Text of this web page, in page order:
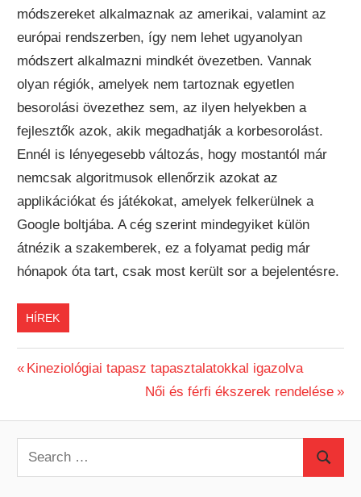
módszereket alkalmaznak az amerikai, valamint az
európai rendszerben, így nem lehet ugyanolyan
módszert alkalmazni mindkét övezetben. Vannak
olyan régiók, amelyek nem tartoznak egyetlen
besorolási övezethez sem, az ilyen helyekben a
fejlesztők azok, akik megadhatják a korbesorolást.
Ennél is lényegesebb változás, hogy mostantól már
nemcsak algoritmusok ellenőrzik azokat az
applikációkat és játékokat, amelyek felkerülnek a
Google boltjába. A cég szerint mindegyiket külön
átnézik a szakemberek, ez a folyamat pedig már
hónapok óta tart, csak most került sor a bejelentésre.
HÍREK
navigáció
Previous
Kineziológiai tapasz tapasztalatokkal igazolva
Next
Női és férfi ékszerek rendelése
e